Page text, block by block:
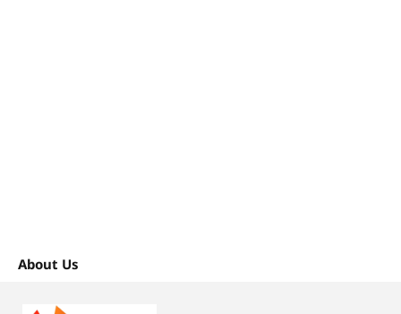
About Us